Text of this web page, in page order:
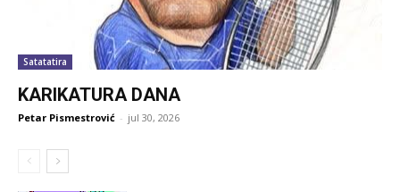
Satatatira
KARIKATURA DANA
Petar Pismestrović - jul 30, 2026